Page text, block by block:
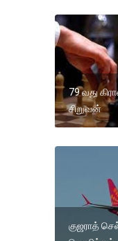
79 வது
சிறுவன்
குஜராத்